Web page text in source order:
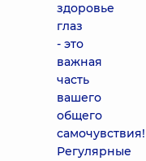
здоровье
глаз
- это
важная
часть
вашего
общего
самочувствия!
Регулярные